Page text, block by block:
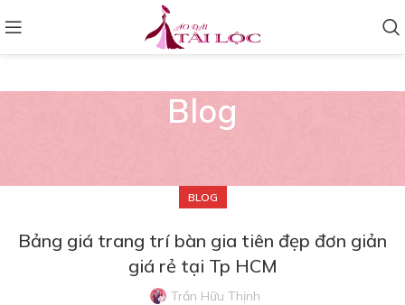
Blog
BLOG
Bảng giá trang trí bàn gia tiên đẹp đơn giản
giá rẻ tại Tp HCM
Trần Hữu Thịnh